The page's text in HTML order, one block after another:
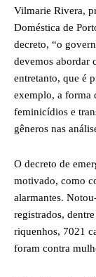
Vilmarie Rivera,
Doméstica de
decreto, “o
devemos abordar
entretanto, que é
exemplo, a forma
feminicídios e
gêneros nas
O decreto de
motivado, como
alarmantes.
registrados,
riquenhos, 7021
foram contra